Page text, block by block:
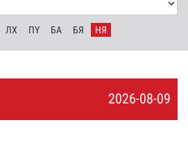
ЛХ ПҮ БА БЯ НЯ
2026-08-09